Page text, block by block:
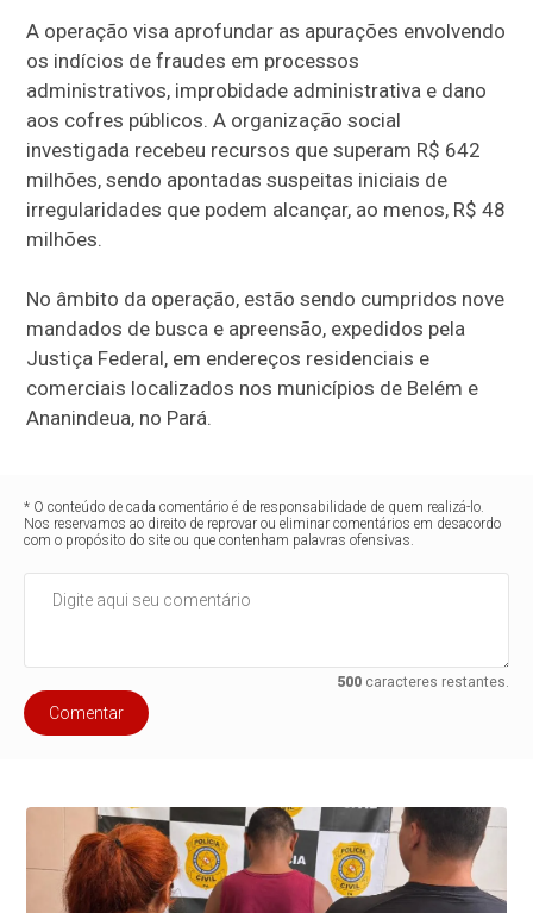
A operação visa aprofundar as apurações envolvendo
os indícios de fraudes em processos
administrativos, improbidade administrativa e dano
aos cofres públicos. A organização social
investigada recebeu recursos que superam R$ 642
milhões, sendo apontadas suspeitas iniciais de
irregularidades que podem alcançar, ao menos, R$ 48
milhões.
No âmbito da operação, estão sendo cumpridos nove
mandados de busca e apreensão, expedidos pela
Justiça Federal, em endereços residenciais e
comerciais localizados nos municípios de Belém e
Ananindeua, no Pará.
* O conteúdo de cada comentário é de responsabilidade de quem realizá-lo.
Nos reservamos ao direito de reprovar ou eliminar comentários em desacordo
com o propósito do site ou que contenham palavras ofensivas.
500caracteres restantes.
Comentar